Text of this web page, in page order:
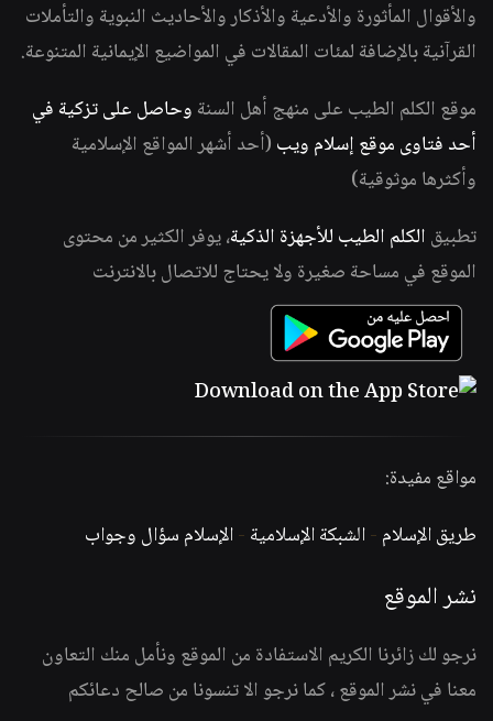
والأقوال المأثورة والأدعية والأذكار والأحاديث النبوية والتأملات
القرآنية بالإضافة لمئات المقالات في المواضيع الإيمانية المتنوعة.
موقع الكلم الطيب على منهج أهل السنة وحاصل على تزكية في
أحد فتاوى موقع إسلام ويب (أحد أشهر المواقع الإسلامية
وأكثرها موثوقية)
تطبيق الكلم الطيب للأجهزة الذكية، يوفر الكثير من محتوى
الموقع في مساحة صغيرة ولا يحتاج للاتصال بالانترنت
مواقع مفيدة:
طريق الإسلام -الشبكة الإسلامية -الإسلام سؤال وجواب
نشر الموقع
نرجو لك زائرنا الكريم الاستفادة من الموقع ونأمل منك التعاون
معنا في نشر الموقع ، كما نرجو الا تنسونا من صالح دعائكم